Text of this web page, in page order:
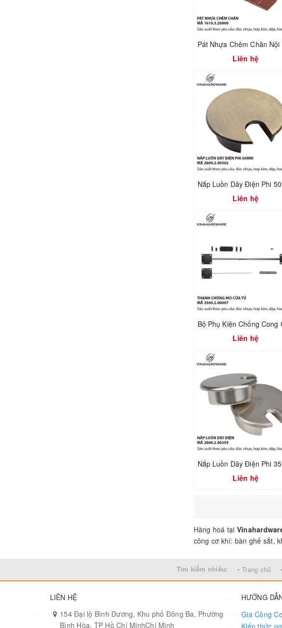
Liên hệ
Liên hệ
Liên hệ
Nắp
Liên hệ
Hàng hoá tại
công cơ khí: bàn ghế sắt,
Tìm kiếm nhiều: • Trang chủ
LIÊN HỆ
154 Đại lộ Bình Dương, Khu phố Đông Ba, Phường
Bình Hòa, TP Hồ Chí MinhChí Minh
HƯỚNG
Gia Công